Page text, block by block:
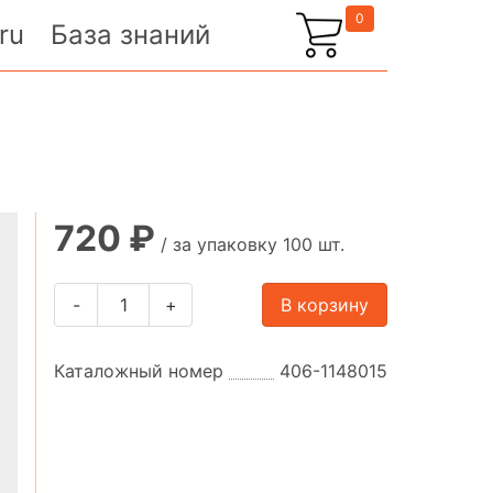
База знаний
0
720 ₽ / за упаковку 100 шт.
- + В корзину
Каталожный номер 406-1148015